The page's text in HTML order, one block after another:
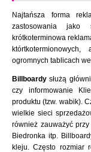
Najtańsza forma
zastosowania jako
krótkoterminowa
ogromnych tablicach
Billboardy służą
czy informowanie
produktu (tzw. wabik).
wielkie sieci
również zauważyć
Biedronka itp.
kleju. Często rozmiar